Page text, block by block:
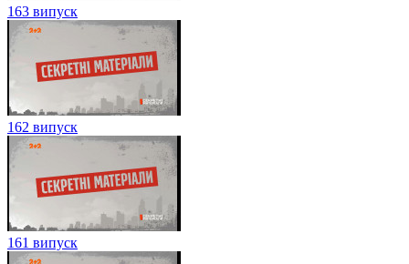
163 випуск
162 випуск
161 випуск